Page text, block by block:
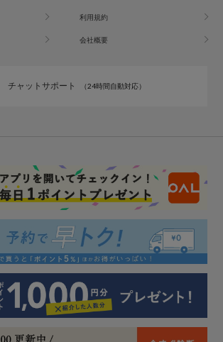
利用規約
会社概要
チャットサポート （24時間自動対応）